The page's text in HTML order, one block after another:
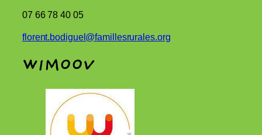
07 66 78 40 05
florent.bodiguel@famillesrurales.org
WIMOOV